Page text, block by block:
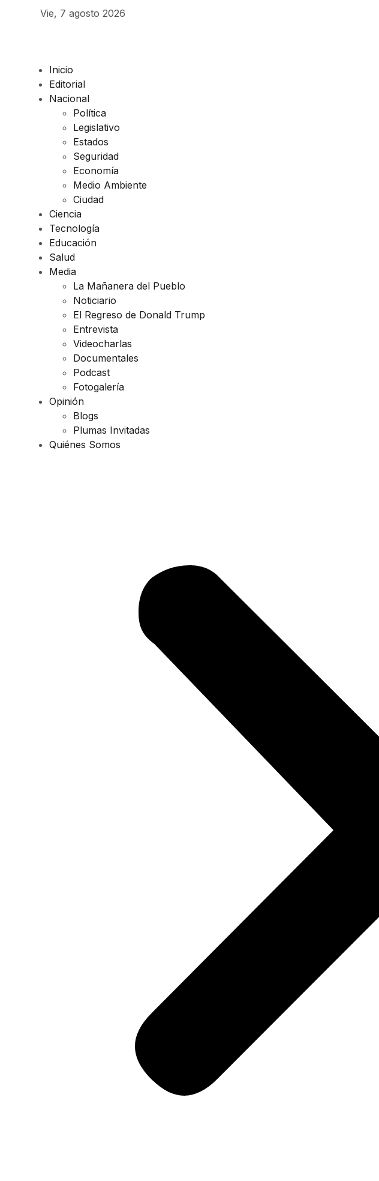
Vie, 7 agosto 2026
Inicio
Editorial
Nacional
Política
Legislativo
Estados
Seguridad
Economía
Medio Ambiente
Ciudad
Ciencia
Tecnología
Educación
Salud
Media
La Mañanera del Pueblo
Noticiario
El Regreso de Donald Trump
Entrevista
Videocharlas
Documentales
Podcast
Fotogalería
Opinión
Blogs
Plumas Invitadas
Quiénes Somos